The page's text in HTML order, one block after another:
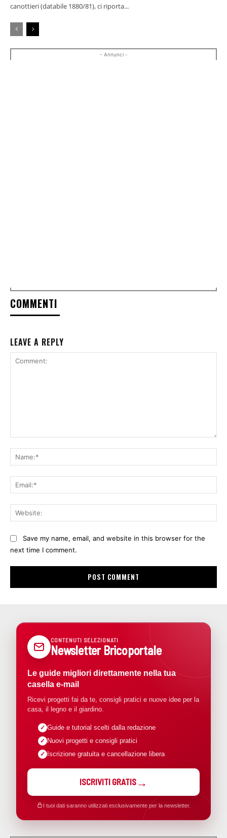
canottieri (databile 1880/81), ci riporta...
- Annunci -
COMMENTI
LEAVE A REPLY
Save my name, email, and website in this browser for the
next time I comment.
CONTENUTI SELEZIONATI
Newsletter Bricoportale
Le guide migliori direttamente nella tua
casella e-mail
Ricevi progetti fai da te, consigli pratici e nuove idee per la
casa, il legno e il giardino.
Guide e tutorial scelti dalla redazione
Nuovi progetti e consigli pratici
Iscrizione gratuita e cancellazione libera
ISCRIVITI GRATIS
I tuoi dati saranno utilizzati esclusivamente per la newsletter.